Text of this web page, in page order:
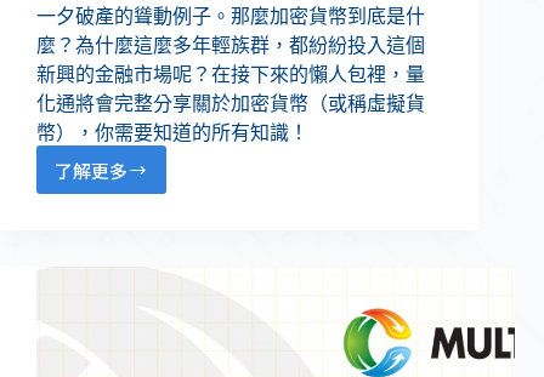
一夕破產的聳動例子。那麼加密貨幣到底是什
麼？為什麼這麼多年輕族群，都紛紛投入這個
新興的金融市場呢？在接下來的懶人包裡，量
化通將會完整分享關於加密貨幣（或稱虛擬貨
幣），你需要知道的所有知識！
了解更多